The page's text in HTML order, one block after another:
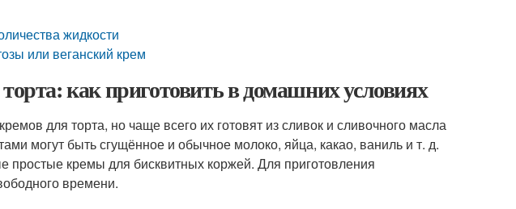
жидкости
или веганский крем
как приготовить в домашних условиях
для торта, но чаще всего их готовят из сливок и сливочного масла
могут быть сгущённое и обычное молоко, яйца, какао, ваниль и т. д.
простые кремы для бисквитных коржей. Для приготовления
времени.